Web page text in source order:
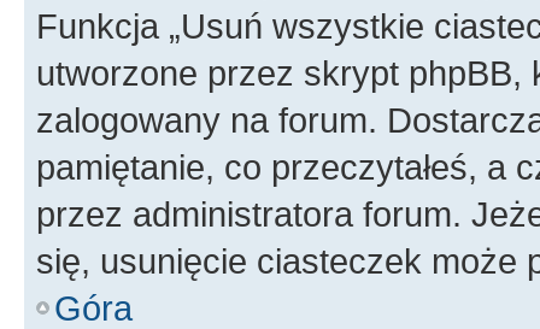
Funkcja „Usuń wszystkie
utworzone przez skrypt
zalogowany na forum.
pamiętanie, co przeczytałeś, a
przez administratora forum.
się, usunięcie ciasteczek może
Góra